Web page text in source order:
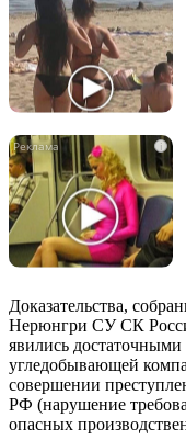
i
Доказательства,
Нерюнгри СУ СК
явились
угледобывающей
совершении
РФ (нарушение
опасных